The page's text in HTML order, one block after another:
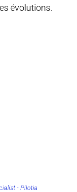
évolutions.
- Pilotia